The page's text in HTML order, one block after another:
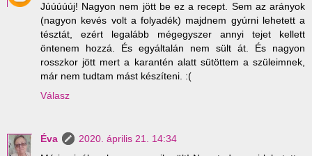
Júúúúúj! Nagyon nem jött be ez a recept. Sem az arányok
(nagyon kevés volt a folyadék) majdnem gyúrni lehetett a
tésztát, ezért legalább mégegyszer annyi tejet kellett
öntenem hozzá. És egyáltalán nem sült át. És nagyon
rosszkor jött mert a karantén alatt sütöttem a szüleimnek,
már nem tudtam mást készíteni. :(
Válasz
Éva
2020. április 21. 14:34